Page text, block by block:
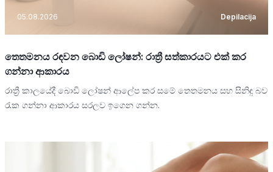
05.08.2026 Depilacija
තෙතමනය රඳවන බොඩි ලෝෂන්: රාත්‍රී සත්කාරයට එක් කර
ගන්නා ආකාරය
රාත්‍රී කාලයේදී බොඩි ලෝෂන් ආලේප කර සමේ තෙතමනය සහ සිනිඳු බව
රැක ගන්නා ආකාරය සරලව ඉගෙන ගන්න.